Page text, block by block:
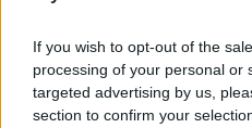
If you wish to opt-out of the
processing of your personal or
targeted advertising by us,
section to confirm your
Į Andrioniškį grįžta
namuose apsigyvena
žmonės, įsikūrė